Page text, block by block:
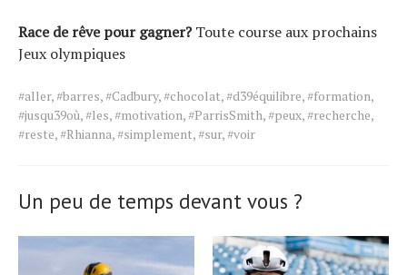
Race de rêve pour gagner?Toute course aux prochains
Jeux olympiques
Tags
for
the
#aller,#barres,#Cadbury,#chocolat,#d39équilibre,#formation,
#jusqu39où,#les,#motivation,#ParrisSmith,#peux,#recherche,
#reste,#Rhianna,#simplement,#sur,#voir
Un peu de temps devant vous ?